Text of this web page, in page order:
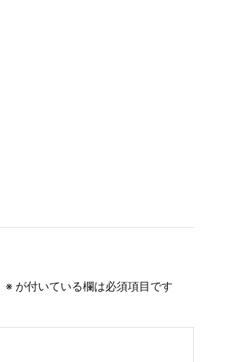
※ が付いている欄は必須項目です